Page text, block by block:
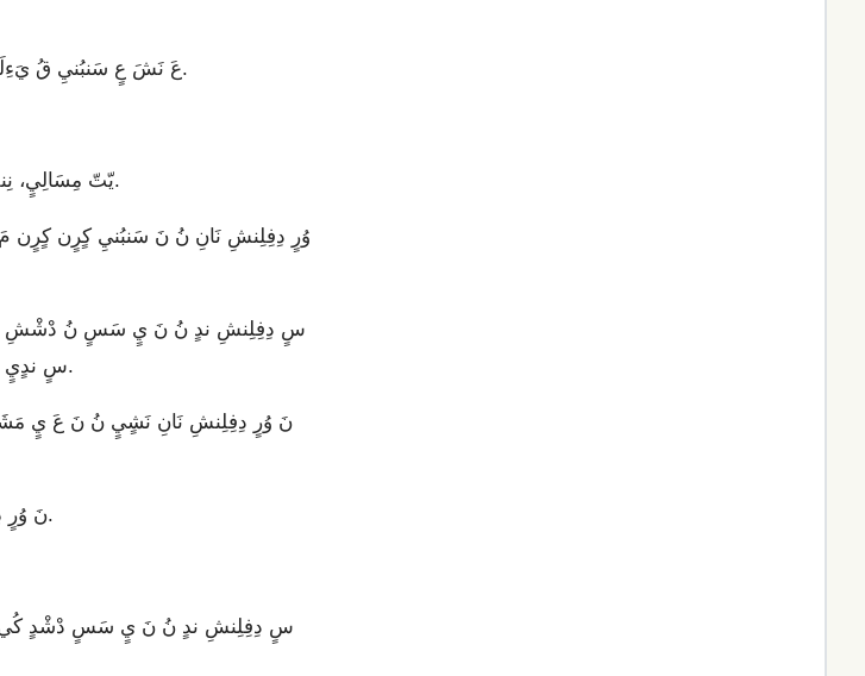
عَ نَشَ عٍ سَنبُنيِ قُ يَءِلَن. عٍ بِرِن نُ كُيَ حْنفْن يَ نَانِ، عٍ عِفبٌ حْنفْن يَ نَانِ، عَ عِتٍ حْنفْن يَ سَشَن.
يّتّ مِسَالِيٍ، نِنفٍ مِسَالِيٍ، نُن مَلٍكّ مِسَالِيٍ نُ يَءِلَنشِ نَ وُرٍ رَلّنقّتّنشِيٍ مَ، عَ نُن ثِرِنتِ فبّتّيٍ.
سٍ ندٍيٍ نُ مَسٌلِشِ نَ مَ. نَ وُرٍ رَلّنقّتّنشِيٍ مُ نُ دِفِلِنشِ، عٍ سّيتِ نَانِيٍ بِرِن شَ مَنِيّ نُ لَن.
نَ وُرٍ دِفِلِنشِيٍ مَنِيّ سْورِ رَفِسٍ سَنيِيٍ رَ. عٍ بِرِن نُ يَءِلَنشِ وُرٍ فبٍيلِ رَ تّمُي كٍرٍنيِ رَ.